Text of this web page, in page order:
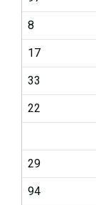
8
17
33
22
29
94